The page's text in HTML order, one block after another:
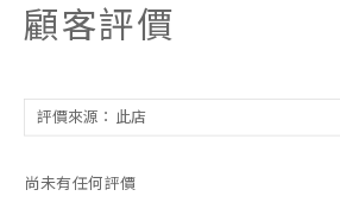
顧客評價
尚未有任何評價